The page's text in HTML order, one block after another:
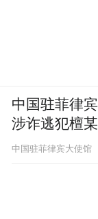
“办好一次
相信五湖四
中国驻菲律
涉诈逃犯檀
中国驻菲律宾大使馆